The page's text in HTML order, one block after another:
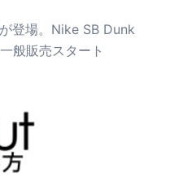
登場。Nike SB Dunk
般販売スタート